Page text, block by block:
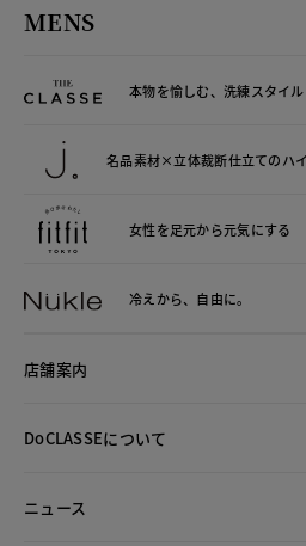
MENS
本物を愉しむ、洗練スタイル
名品素材×立体裁断仕立てのハ
女性を足元から元気にする
冷えから、 自由に。
店舗案内
DoCLASSEについて
ニュース